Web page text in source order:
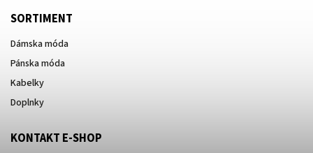
SORTIMENT
Dámska móda
Pánska móda
Kabelky
Doplnky
KONTAKT E-SHOP